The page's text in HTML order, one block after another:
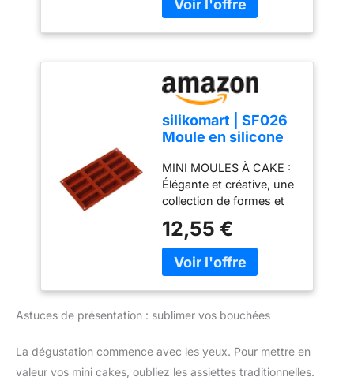
moule pour patisserier
apperitif Moule Cake
Silicone 30 cm
silikomart | SF026
Moule en silicone
Monoportions,
antiadhésif, 12 Mini
Cakes, Lot de 1
Moule à gâteau, 79
x 29 mm, h 30 mm,
Made in Italy
MINI MOULES À CAKE :
Élégante et créative, une
collection de formes et
complémentaires pour
toutes les occasions. Un
mélange de lignes
série de moules qui se
préparations, cuites ou
semi-cuites. Dimensions
12,55 €
Astuces de présentation : sublimer vos bouchées
La dégustation commence avec les yeux. Pour mettre en
valeur vos mini cakes, oubliez les assiettes traditionnelles.